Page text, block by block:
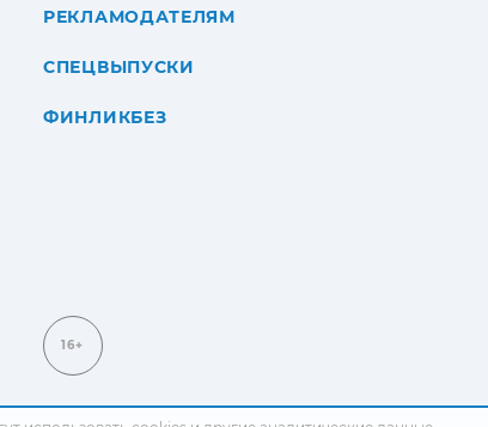
РЕКЛАМОДАТЕЛЯМ
СПЕЦВЫПУСКИ
ФИНЛИКБЕЗ
16+